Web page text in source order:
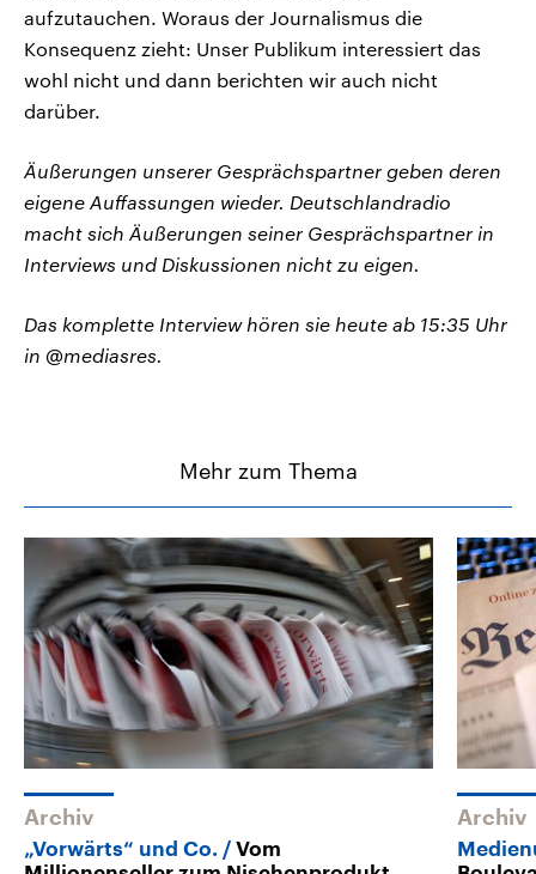
aufzutauchen. Woraus der Journalismus die
Konsequenz zieht: Unser Publikum interessiert das
wohl nicht und dann berichten wir auch nicht
darüber.
Äußerungen unserer Gesprächspartner geben deren
eigene Auffassungen wieder. Deutschlandradio
macht sich Äußerungen seiner Gesprächspartner in
Interviews und Diskussionen nicht zu eigen.
Das komplette Interview hören sie heute ab 15:35 Uhr
in @mediasres.
Mehr zum Thema
Archiv
„Vorwärts“ und Co.
Vom
Archiv